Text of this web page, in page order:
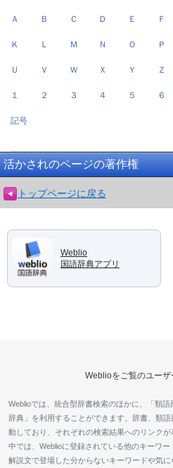
Ａ Ｂ Ｃ Ｄ Ｅ Ｆ
Ｋ Ｌ Ｍ Ｎ Ｏ Ｐ
Ｕ Ｖ Ｗ Ｘ Ｙ Ｚ
１ ２ ３ ４ ５ ６
記号
活かされのページの著作権
トップページに戻る
Weblio
国語辞典アプリ
Weblioをご覧のユー
Weblioでは、統合型辞書検索のほかに、「類
辞典」を利用することができます。辞書、類
動しており、それぞれの検索結果へのリンク
中では、Weblioに登録されている他のキーワー
解説文で登場した分からないキーワードや気